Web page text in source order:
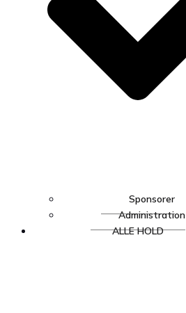
Sponsorer
Administration
ALLE HOLD